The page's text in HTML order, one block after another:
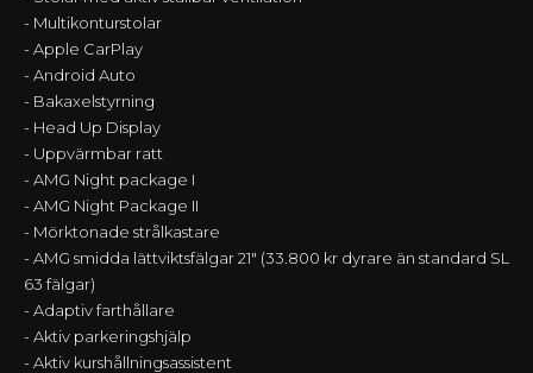
- Multikonturstolar
- Apple CarPlay
- Android Auto
- Bakaxelstyrning
- Head Up Display
- Uppvärmbar ratt
- AMG Night package I
- AMG Night Package II
- Mörktonade strålkastare
- AMG smidda lättviktsfälgar 21" (33.800 kr dyrare än standard SL
63 fälgar)
- Adaptiv farthållare
- Aktiv parkeringshjälp
- Aktiv kurshållningsassistent